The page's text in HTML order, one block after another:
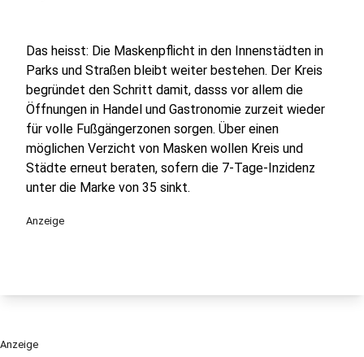
Das heisst: Die Maskenpflicht in den Innenstädten in
Parks und Straßen bleibt weiter bestehen. Der Kreis
begründet den Schritt damit, dasss vor allem die
Öffnungen in Handel und Gastronomie zurzeit wieder
für volle Fußgängerzonen sorgen. Über einen
möglichen Verzicht von Masken wollen Kreis und
Städte erneut beraten, sofern die 7-Tage-Inzidenz
unter die Marke von 35 sinkt.
Anzeige
Anzeige